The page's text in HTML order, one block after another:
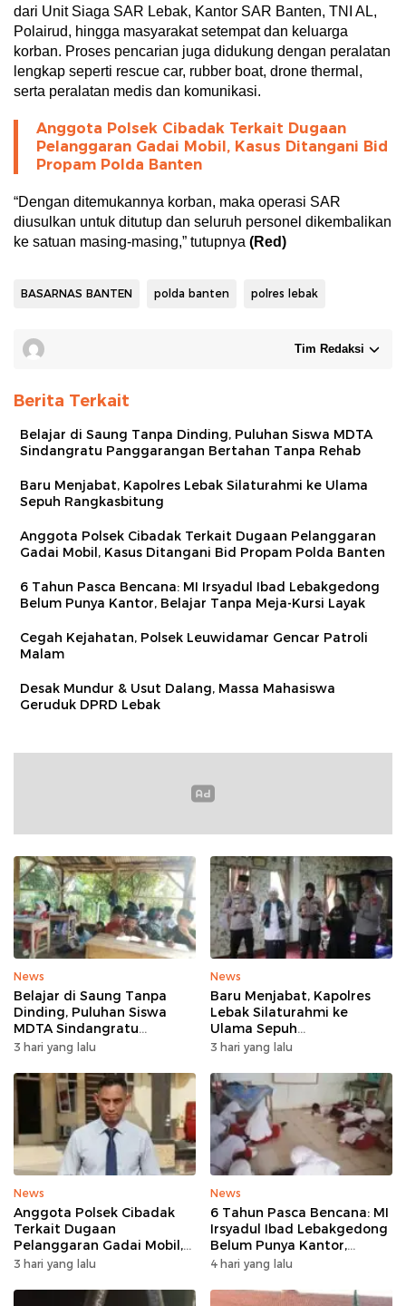
dari Unit Siaga SAR Lebak, Kantor SAR Banten, TNI AL,
Polairud, hingga masyarakat setempat dan keluarga
korban. Proses pencarian juga didukung dengan peralatan
lengkap seperti rescue car, rubber boat, drone thermal,
serta peralatan medis dan komunikasi.
Anggota Polsek Cibadak Terkait Dugaan
Pelanggaran Gadai Mobil, Kasus Ditangani Bid
Propam Polda Banten
“Dengan ditemukannya korban, maka operasi SAR
diusulkan untuk ditutup dan seluruh personel dikembalikan
ke satuan masing-masing,” tutupnya (Red)
BASARNAS BANTEN polda banten polres lebak
Tim Redaksi
Berita Terkait
Belajar di Saung Tanpa Dinding, Puluhan Siswa MDTA
Sindangratu Panggarangan Bertahan Tanpa Rehab
Baru Menjabat, Kapolres Lebak Silaturahmi ke Ulama
Sepuh Rangkasbitung
Anggota Polsek Cibadak Terkait Dugaan Pelanggaran
Gadai Mobil, Kasus Ditangani Bid Propam Polda Banten
6 Tahun Pasca Bencana: MI Irsyadul Ibad Lebakgedong
Belum Punya Kantor, Belajar Tanpa Meja-Kursi Layak
Cegah Kejahatan, Polsek Leuwidamar Gencar Patroli
Malam
Desak Mundur & Usut Dalang, Massa Mahasiswa
Geruduk DPRD Lebak
News
Belajar di Saung Tanpa
Dinding, Puluhan Siswa
MDTA Sindangratu
Panggarangan Bertahan
3 hari yang lalu
News
Baru Menjabat, Kapolres
Lebak Silaturahmi ke
Ulama Sepuh
Rangkasbitung
3 hari yang lalu
News
Anggota Polsek Cibadak
Terkait Dugaan
Pelanggaran Gadai Mobil,
Kasus Ditangani Bid
3 hari yang lalu
News
6 Tahun Pasca Bencana: MI
Irsyadul Ibad Lebakgedong
Belum Punya Kantor,
Belajar Tanpa Meja-Kursi
4 hari yang lalu